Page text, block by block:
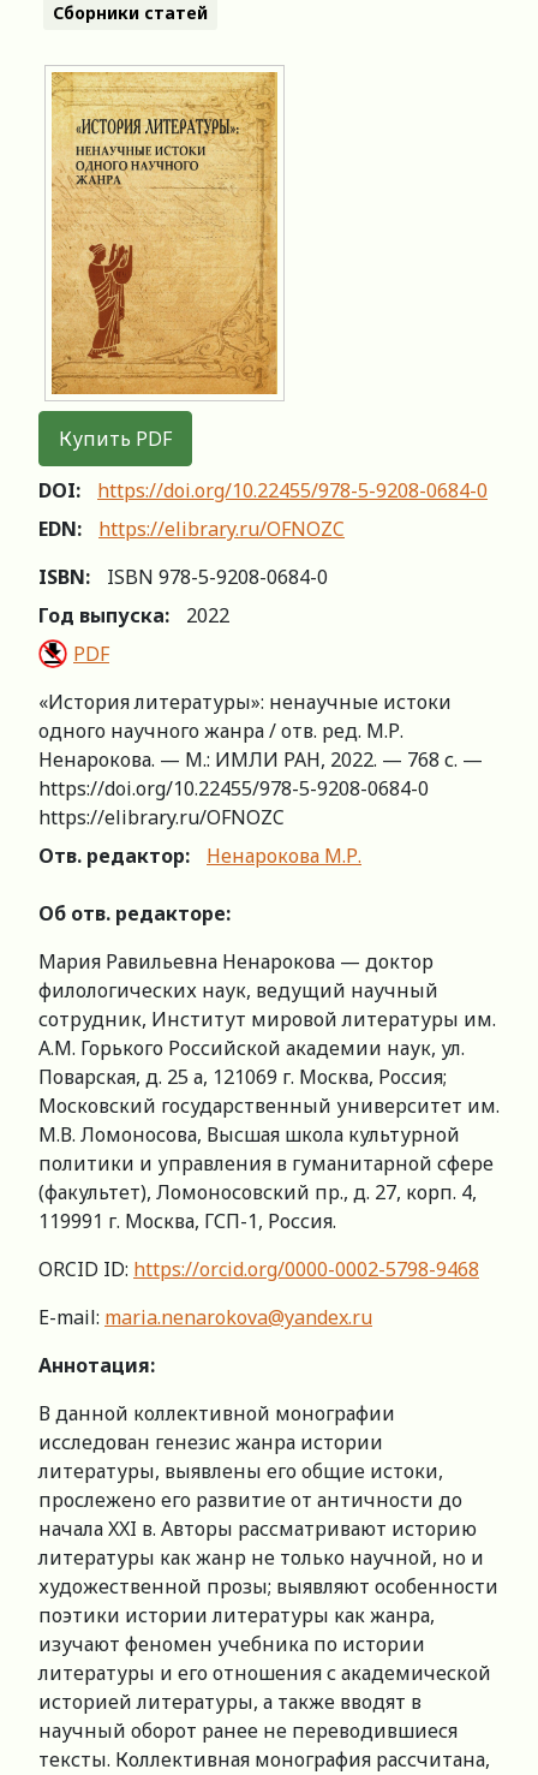
Сборники статей
Купить PDF
DOI:
https://doi.org/10.22455/978-5-9208-0684-0
EDN:
https://elibrary.ru/OFNOZC
ISBN:
ISBN 978-5-9208-0684-0
Год выпуска:
2022
PDF
«История литературы»: ненаучные истоки
одного научного жанра / отв. ред. М.Р.
Ненарокова. — М.: ИМЛИ РАН, 2022. — 768 с. —
https://doi.org/10.22455/978-5-9208-0684-0
https://elibrary.ru/OFNOZC
Отв. редактор:
Ненарокова М.Р.
Об отв. редакторе:
Мария Равильевна Ненарокова — доктор
филологических наук, ведущий научный
сотрудник, Институт мировой литературы им.
А.М. Горького Российской академии наук, ул.
Поварская, д. 25 а, 121069 г. Москва, Россия;
Московский государственный университет им.
М.В. Ломоносова, Высшая школа культурной
политики и управления в гуманитарной сфере
(факультет), Ломоносовский пр., д. 27, корп. 4,
119991 г. Москва, ГСП-1, Россия.
ORCID ID: https://orcid.org/0000-0002-5798-9468
E-mail: maria.nenarokova@yandex.ru
Аннотация:
В данной коллективной монографии
исследован генезис жанра истории
литературы, выявлены его общие истоки,
прослежено его развитие от античности до
начала XXI в. Авторы рассматривают историю
литературы как жанр не только научной, но и
художественной прозы; выявляют особенности
поэтики истории литературы как жанра,
изучают феномен учебника по истории
литературы и его отношения с академической
историей литературы, а также вводят в
научный оборот ранее не переводившиеся
тексты. Коллективная монография рассчитана,